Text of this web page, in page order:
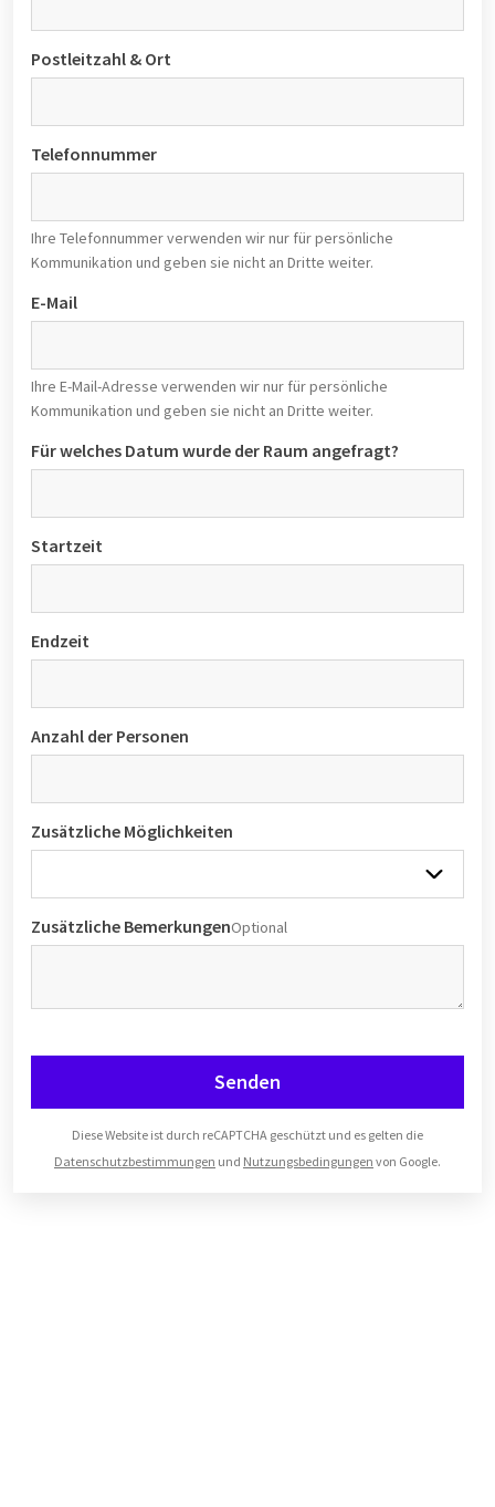
Postleitzahl & Ort
Telefonnummer
Ihre Telefonnummer verwenden wir nur für persönliche
Kommunikation und geben sie nicht an Dritte weiter.
E-Mail
Ihre E-Mail-Adresse verwenden wir nur für persönliche
Kommunikation und geben sie nicht an Dritte weiter.
Für welches Datum wurde der Raum angefragt?
Startzeit
Endzeit
Anzahl der Personen
Zusätzliche Möglichkeiten
Zusätzliche BemerkungenOptional
Senden
Diese Website ist durch reCAPTCHA geschützt und es gelten die
Datenschutzbestimmungen und Nutzungsbedingungen von Google.